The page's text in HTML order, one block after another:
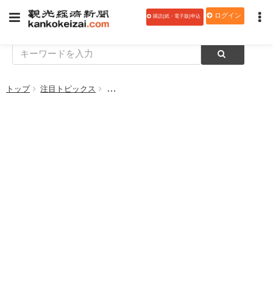
購読(紙・電子版)申込 ログイン
トップ 注目トピックス 那須高原りんどう湖ファミリー牧場、那須高